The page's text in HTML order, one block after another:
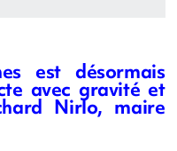
est désormais
avec gravité et
Nirlo, maire